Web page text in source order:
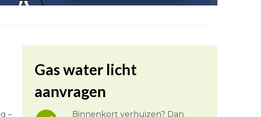
–
Gas water licht
aanvragen
Binnenkort verhuizen? Dan